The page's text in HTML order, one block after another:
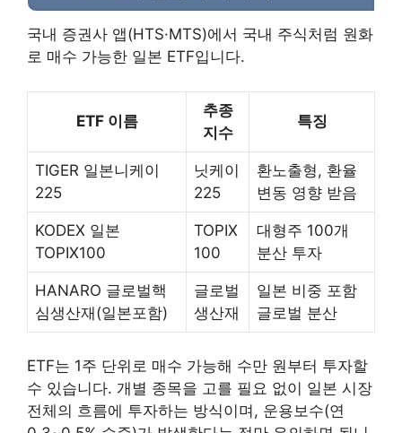
국내 증권사 앱(HTS·MTS)에서 국내 주식처럼 원화
로 매수 가능한 일본 ETF입니다.
ETF 이름
추종
지수
특징
TIGER 일본니케이
225
닛케이
225
환노출형, 환율
변동 영향 받음
KODEX 일본
TOPIX100
TOPIX
100
대형주 100개
분산 투자
HANARO 글로벌핵
심생산재(일본포함)
글로벌
생산재
일본 비중 포함
글로벌 분산
ETF는 1주 단위로 매수 가능해 수만 원부터 투자할
수 있습니다. 개별 종목을 고를 필요 없이 일본 시장
전체의 흐름에 투자하는 방식이며, 운용보수(연